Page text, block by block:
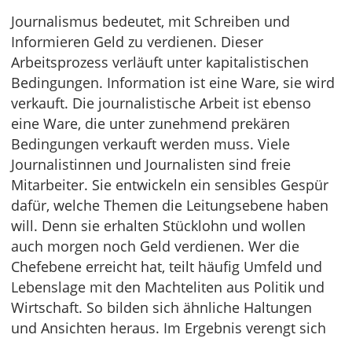
Journalismus bedeutet, mit Schreiben und
Informieren Geld zu verdienen. Dieser
Arbeitsprozess verläuft unter kapitalistischen
Bedingungen. Information ist eine Ware, sie wird
verkauft. Die journalistische Arbeit ist ebenso
eine Ware, die unter zunehmend prekären
Bedingungen verkauft werden muss. Viele
Journalistinnen und Journalisten sind freie
Mitarbeiter. Sie entwickeln ein sensibles Gespür
dafür, welche Themen die Leitungsebene haben
will. Denn sie erhalten Stücklohn und wollen
auch morgen noch Geld verdienen. Wer die
Chefebene erreicht hat, teilt häufig Umfeld und
Lebenslage mit den Machteliten aus Politik und
Wirtschaft. So bilden sich ähnliche Haltungen
und Ansichten heraus. Im Ergebnis verengt sich